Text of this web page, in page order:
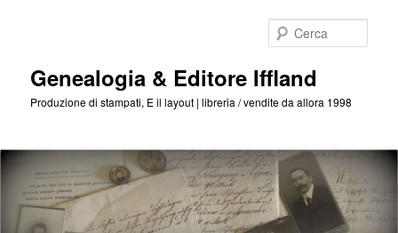
Genealogia & Editore Iffland
Produzione di stampati, E il layout | libreria / vendite da allora 1998